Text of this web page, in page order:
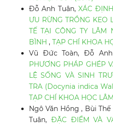
Đỗ Anh Tuân,XÁC
ƯU RỪNG TRỒNG KEO
TẾ TẠI CÔNG TY LÂM
BÌNH , TẠP CHÍ KHOA
Vũ Đức Toàn, Đỗ Anh
PHƯƠNG PHÁP GHÉP
LỆ SỐNG VÀ SINH
TRA (Docynia indica
TẠP CHÍ KHOA HỌC
Ngô Văn Hồng , Bùi
Tuân, ĐẶC ĐIỂM VÀ